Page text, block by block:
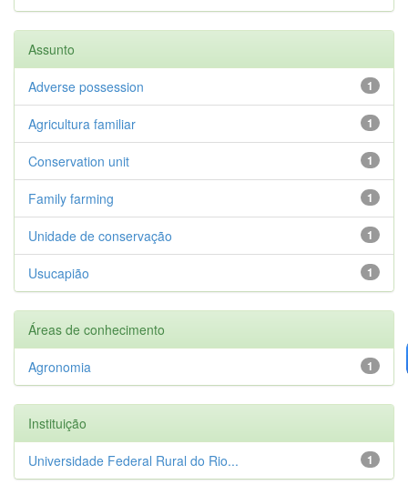
Assunto
1
Adverse possession
1
Agricultura familiar
1
Conservation unit
1
Family farming
1
Unidade de conservação
1
Usucapião
Áreas de conhecimento
1
Agronomia
Instituição
1
Universidade Federal Rural do Rio...